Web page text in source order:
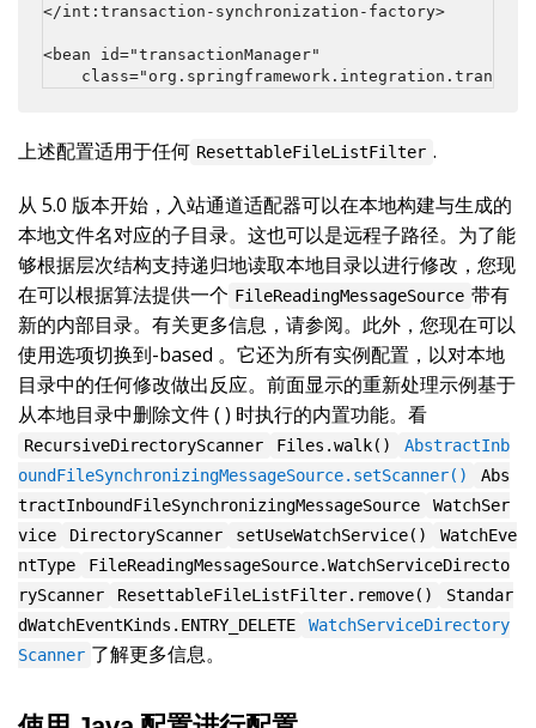
</int:transaction-synchronization-factory>
<bean id="transactionManager"
上述配置适用于任何 ResettableFileListFilter .
从 5.0 版本开始，入站通道适配器可以在本地构建与生成的
本地文件名对应的子目录。这也可以是远程子路径。为了能
够根据层次结构支持递归地读取本地目录以进行修改，您现
在可以根据算法提供一个 FileReadingMessageSource 带有
新的内部目录。有关更多信息，请参阅。此外，您现在可以
使用选项切换到-based 。它还为所有实例配置，以对本地
目录中的任何修改做出反应。前面显示的重新处理示例基于
从本地目录中删除文件 ( ) 时执行的内置功能。看
RecursiveDirectoryScanner Files.walk()
AbstractInb
oundFileSynchronizingMessageSource.setScanner()
Abs
tractInboundFileSynchronizingMessageSource
WatchSer
vice
DirectoryScanner setUseWatchService()
WatchEve
ntType
FileReadingMessageSource.WatchServiceDirecto
ryScanner
ResettableFileListFilter.remove()
Standar
dWatchEventKinds.ENTRY_DELETE
WatchServiceDirectory
Scanner 了解更多信息。